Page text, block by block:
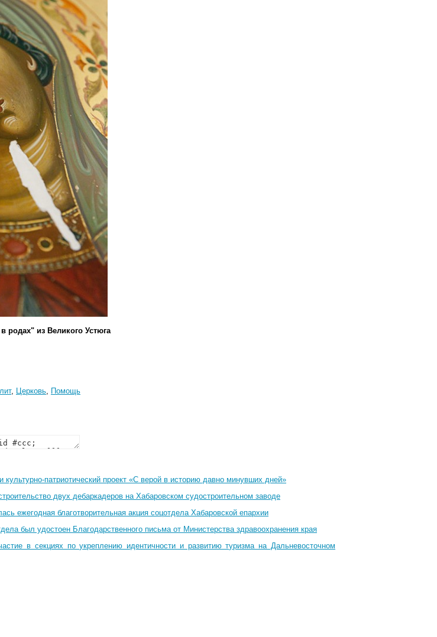
из Великого Устюга
, Церковь, Помощь
патриотический проект «С верой в историю давно минувших дней»
двух дебаркадеров на Хабаровском судостроительном заводе
ежегодная благотворительная акция соцотдела Хабаровской епархии
был удостоен Благодарственного письма от Министерства здравоохранения края
в секциях по укреплению идентичности и развитию туризма на Дальневосточном